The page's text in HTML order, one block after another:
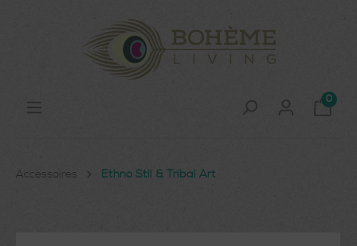
0
Accessoires Ethno Stil & Tribal Art